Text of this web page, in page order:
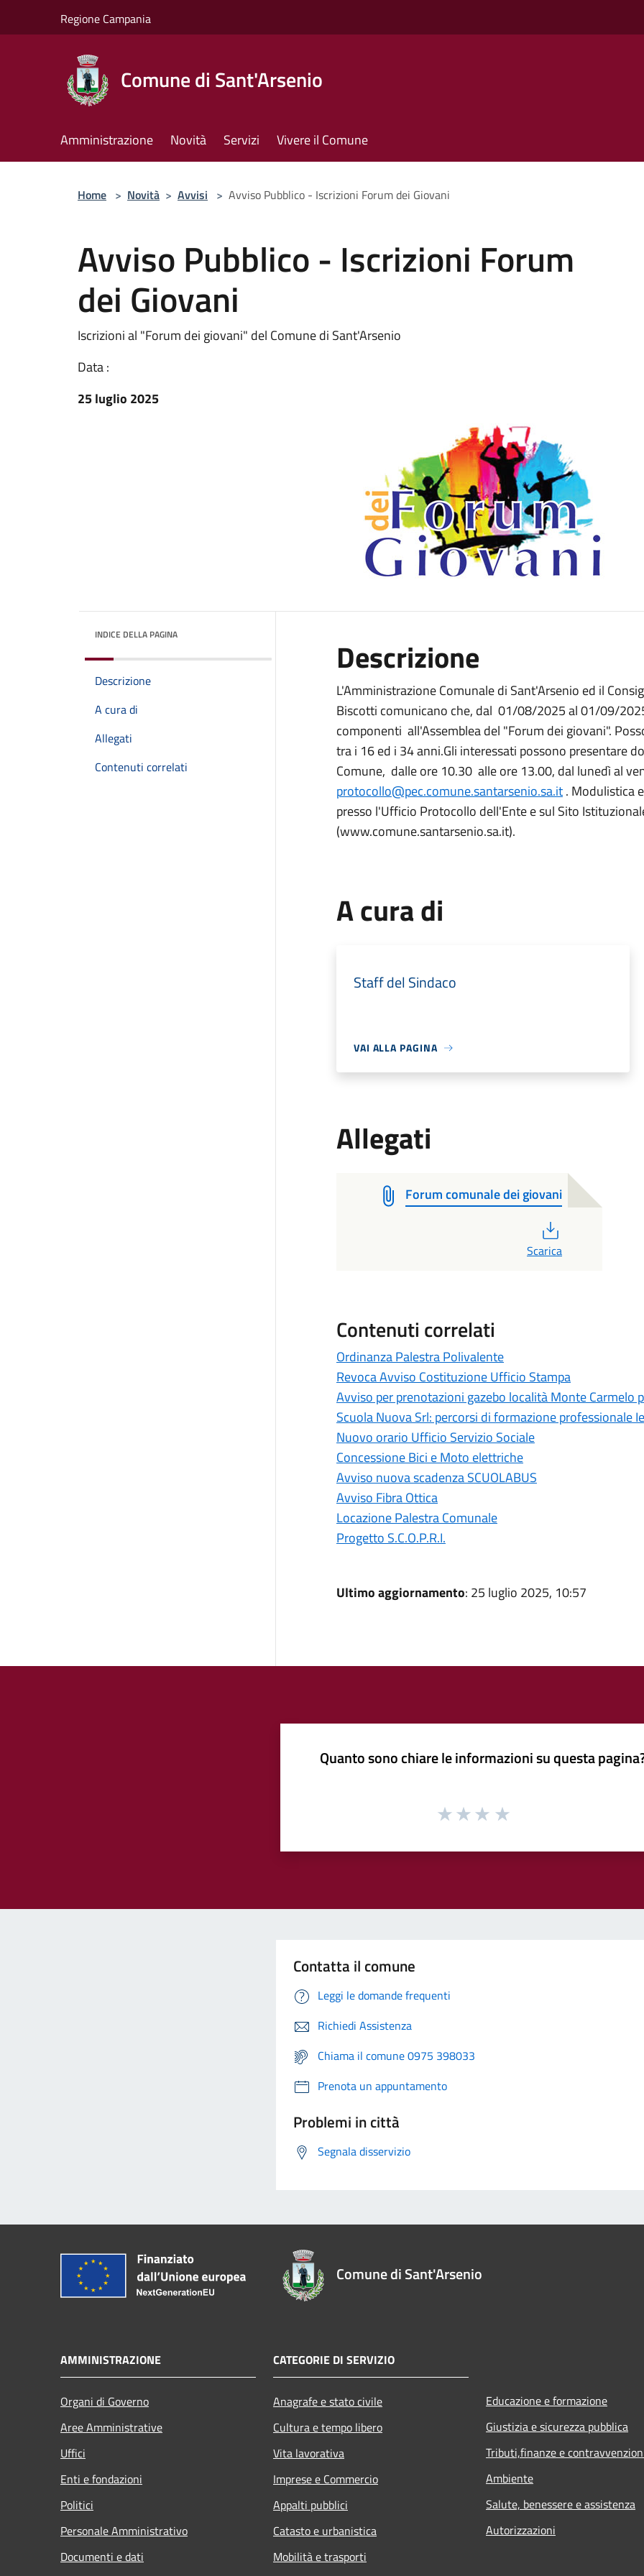
Regione Campania
Comune di Sant'Arsenio
Amministrazione Novità Servizi Vivere il Comune
Home > Novità > Avvisi > Avviso Pubblico - Iscrizioni Forum dei Giovani
Avviso Pubblico - Iscrizioni Forum
dei Giovani
Iscrizioni al "Forum dei giovani" del Comune di Sant'Arsenio
Data :
25 luglio 2025
INDICE DELLA PAGINA
Descrizione
A cura di
Allegati
Contenuti correlati
Descrizione
L'Amministrazione Comunale di Sant'Arsenio ed il
Biscotti comunicano che, dal 01/08/2025 al 01/09/
componenti all'Assemblea del "Forum dei giovani".
tra i 16 ed i 34 anni.Gli interessati possono presentare
Comune, dalle ore 10.30 alle ore 13.00, dal lunedì al
protocollo@pec.comune.santarsenio.sa.it. Modulistica
presso l'Ufficio Protocollo dell'Ente e sul Sito
(www.comune.santarsenio.sa.it).
A cura di
Staff del Sindaco
VAI ALLA PAGINA
Allegati
Forum comunale dei giovani
Scarica
Contenuti correlati
Ordinanza Palestra Polivalente
Revoca Avviso Costituzione Ufficio Stampa
Avviso per prenotazioni gazebo località Monte Carmelo
Scuola Nuova Srl: percorsi di formazione professionale
Nuovo orario Ufficio Servizio Sociale
Concessione Bici e Moto elettriche
Avviso nuova scadenza SCUOLABUS
Avviso Fibra Ottica
Locazione Palestra Comunale
Progetto S.C.O.P.R.I.
Ultimo aggiornamento: 25 luglio 2025, 10:57
Quanto sono chiare le informazioni su questa
Contatta il comune
Leggi le domande frequenti
Richiedi Assistenza
Chiama il comune 0975 398033
Prenota un appuntamento
Problemi in città
Segnala disservizio
Comune di Sant'Arsenio
AMMINISTRAZIONE
Organi di Governo
Aree Amministrative
Uffici
Enti e fondazioni
Politici
Personale Amministrativo
Documenti e dati
CATEGORIE DI SERVIZIO
Anagrafe e stato civile
Cultura e tempo libero
Vita lavorativa
Imprese e Commercio
Appalti pubblici
Catasto e urbanistica
Mobilità e trasporti
Educazione e formazione
Giustizia e sicurezza pubblica
Tributi,finanze e
Ambiente
Salute, benessere e assistenza
Autorizzazioni